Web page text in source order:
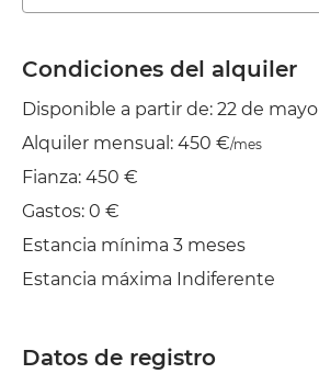
Trastero
Lavadora
Wifi
Jardín/Terraza
Balcón
Plancha
Condiciones del alquiler
Disponible a partir de: 22 de mayo
Alquiler mensual: 450 €/mes
Fianza: 450 €
Gastos: 0 €
Estancia mínima 3 meses
Estancia máxima Indiferente
Datos de registro